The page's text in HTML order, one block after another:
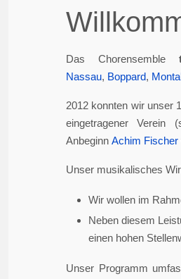
Das Chorensemble
Nassau, Boppard,
2012 konnten wir unser
eingetragener
Anbeginn Achim Fischer
Unser musikalisches
Wir wollen im
Neben diesem
einen hohen
Unser Programm